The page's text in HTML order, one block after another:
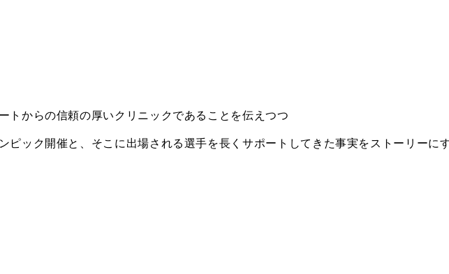
トからの信頼の厚いクリニックであることを伝えつつ
ピック開催と、そこに出場される選手を長くサポートしてきた事実をストーリーに